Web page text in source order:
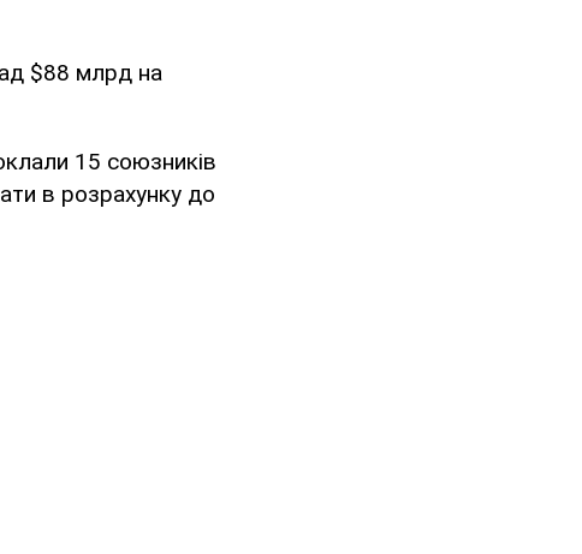
$88 млрд на
15 союзників
в розрахунку до